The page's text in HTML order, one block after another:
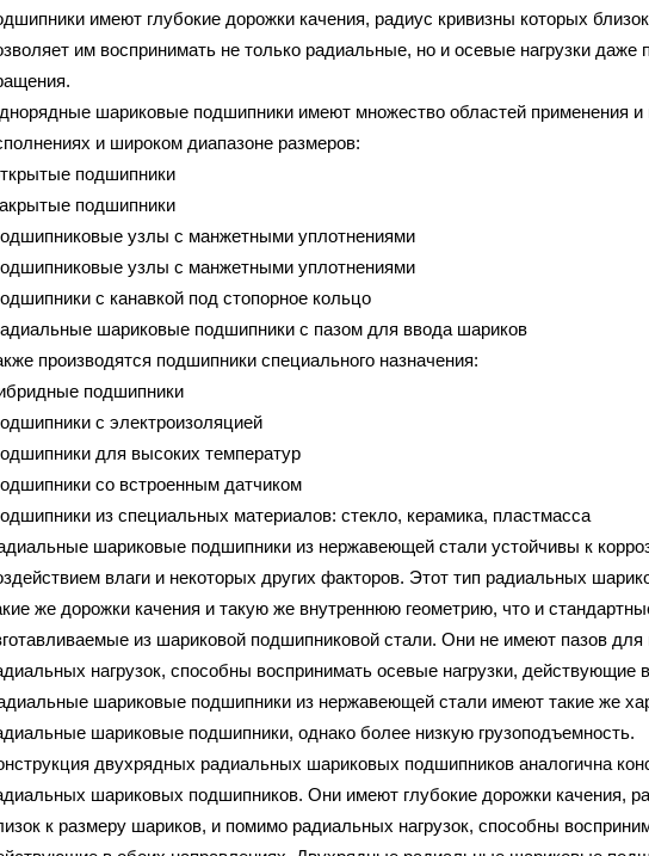
имеют глубокие дорожки качения, радиус кривизны которых
им воспринимать не только радиальные, но и осевые нагрузки даже
шариковые подшипники имеют множество областей применения и
и широком диапазоне размеров:
подшипники
подшипники
узлы с манжетными уплотнениями
узлы с манжетными уплотнениями
с канавкой под стопорное кольцо
шариковые подшипники с пазом для ввода шариков
производятся подшипники специального назначения:
подшипники
с электроизоляцией
для высоких температур
сo встроенным датчиком
из специальных материалов: стекло, керамика, пластмасса
шариковые подшипники из нержавеющей стали устойчивы к
влаги и некоторых других факторов. Этот тип радиальных
же дорожки качения и такую же внутреннюю геометрию, что и
из шариковой подшипниковой стали. Они не имеют пазов
нагрузок, способны воспринимать осевые нагрузки, действующие
шариковые подшипники из нержавеющей стали имеют такие же
шариковые подшипники, однако более низкую грузоподъемность.
двухрядных радиальных шариковых подшипников аналогична
шариковых подшипников. Они имеют глубокие дорожки качения,
к размеру шариков, и помимо радиальных нагрузок, способны